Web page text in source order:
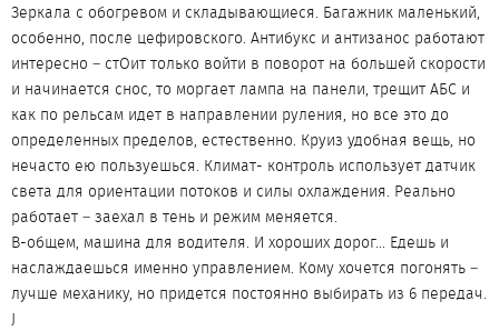
Зеркала с обогревом и складывающиеся. Багажник маленький,
особенно, после цефировского. Антибукс и антизанос работают
интересно – стОит только войти в поворот на большей скорости
и начинается снос, то моргает лампа на панели, трещит АБС и
как по рельсам идет в направлении руления, но все это до
определенных пределов, естественно. Круиз удобная вещь, но
нечасто ею пользуешься. Климат- контроль использует датчик
света для ориентации потоков и силы охлаждения. Реально
работает – заехал в тень и режим меняется.
В-общем, машина для водителя. И хороших дорог... Едешь и
наслаждаешься именно управлением. Кому хочется погонять –
лучше механику, но придется постоянно выбирать из 6 передач.
J